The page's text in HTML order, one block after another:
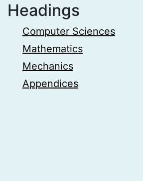
Headings
Computer Sciences
Mathematics
Mechanics
Appendices